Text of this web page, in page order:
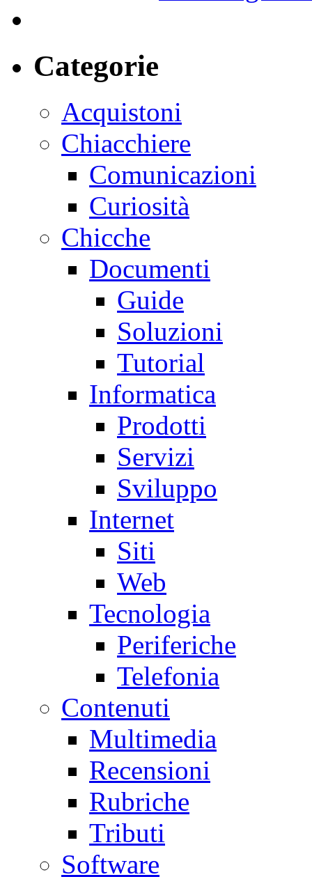
Categorie
Acquistoni
Chiacchiere
Comunicazioni
Curiosità
Chicche
Documenti
Guide
Soluzioni
Tutorial
Informatica
Prodotti
Servizi
Sviluppo
Internet
Siti
Web
Tecnologia
Periferiche
Telefonia
Contenuti
Multimedia
Recensioni
Rubriche
Tributi
Software